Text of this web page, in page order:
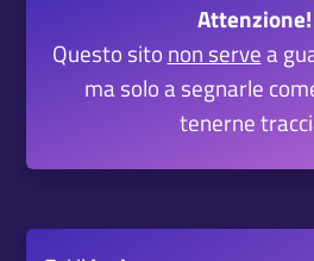
Attenzione!
Questo sito non servea
ma solo a segnarle
tenerne